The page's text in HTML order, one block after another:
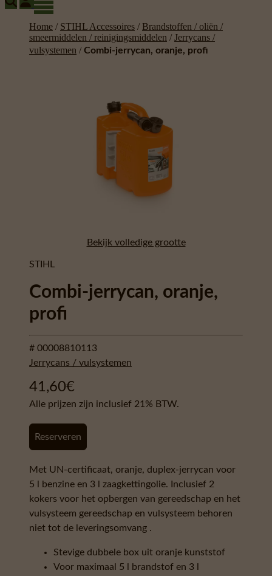
Home / STIHL Accessoires / Brandstoffen / oliën /
smeermiddelen / reinigingsmiddelen / Jerrycans /
vulsystemen / Combi-jerrycan, oranje, profi
Bekijk volledige grootte
STIHL
Combi-jerrycan, oranje,
profi
# 00008810113
Jerrycans / vulsystemen
41,60€
Alle prijzen zijn inclusief 21% BTW.
Reserveren
Met UN-certificaat, oranje, duplex-jerrycan voor
5 l benzine en 3 l zaagkettingolie. Inclusief 2
kokers voor het opbergen van gereedschap en het
vulsysteem gereedschap en vulsysteem behoren
niet tot de leveringsomvang .
Stevige dubbele box uit oranje kunststof
Voor maximaal 5 l brandstof en 3 l